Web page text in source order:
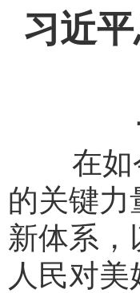
习 近
在如今
的关键力
新体系，
人民对